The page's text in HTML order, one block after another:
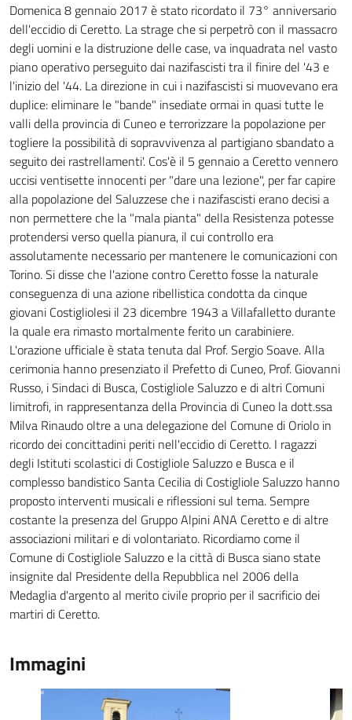
Domenica 8 gennaio 2017 è stato ricordato il 73° anniversario
dell'eccidio di Ceretto. La strage che si perpetrò con il massacro
degli uomini e la distruzione delle case, va inquadrata nel vasto
piano operativo perseguito dai nazifascisti tra il finire del '43 e
l'inizio del '44. La direzione in cui i nazifascisti si muovevano era
duplice: eliminare le "bande" insediate ormai in quasi tutte le
valli della provincia di Cuneo e terrorizzare la popolazione per
togliere la possibilità di sopravvivenza al partigiano sbandato a
seguito dei rastrellamenti'. Cos'è il 5 gennaio a Ceretto vennero
uccisi ventisette innocenti per "dare una lezione", per far capire
alla popolazione del Saluzzese che i nazifascisti erano decisi a
non permettere che la "mala pianta" della Resistenza potesse
protendersi verso quella pianura, il cui controllo era
assolutamente necessario per mantenere le comunicazioni con
Torino. Si disse che l'azione contro Ceretto fosse la naturale
conseguenza di una azione ribellistica condotta da cinque
giovani Costigliolesi il 23 dicembre 1943 a Villafalletto durante
la quale era rimasto mortalmente ferito un carabiniere.
L'orazione ufficiale è stata tenuta dal Prof. Sergio Soave. Alla
cerimonia hanno presenziato il Prefetto di Cuneo, Prof. Giovanni
Russo, i Sindaci di Busca, Costigliole Saluzzo e di altri Comuni
limitrofi, in rappresentanza della Provincia di Cuneo la dott.ssa
Milva Rinaudo oltre a una delegazione del Comune di Oriolo in
ricordo dei concittadini periti nell'eccidio di Ceretto. I ragazzi
degli Istituti scolastici di Costigliole Saluzzo e Busca e il
complesso bandistico Santa Cecilia di Costigliole Saluzzo hanno
proposto interventi musicali e riflessioni sul tema. Sempre
costante la presenza del Gruppo Alpini ANA Ceretto e di altre
associazioni militari e di volontariato. Ricordiamo come il
Comune di Costigliole Saluzzo e la città di Busca siano state
insignite dal Presidente della Repubblica nel 2006 della
Medaglia d'argento al merito civile proprio per il sacrificio dei
martiri di Ceretto.
Immagini